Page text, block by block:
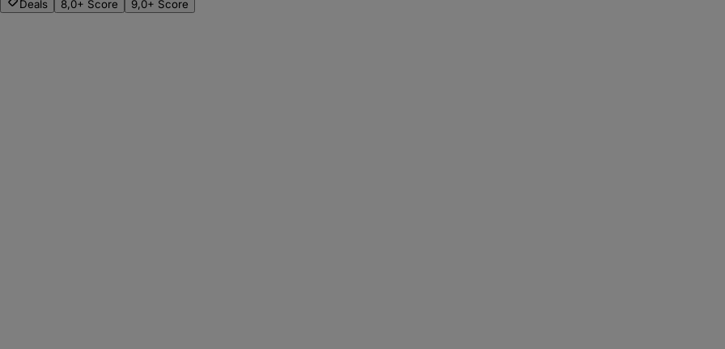
Deals 8,0+ Score 9,0+ Score